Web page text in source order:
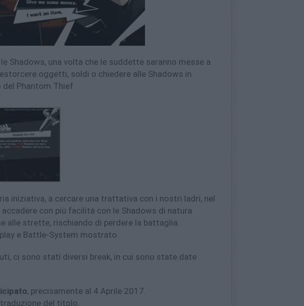
Shadows, una volta che le suddette saranno messe a
oggetti, soldi o chiedere alle Shadows in
Phantom Thief.
iniziativa, a cercare una trattativa con i nostri ladri, nel
con più facilità con le Shadows di natura
alle strette, rischiando di perdere la battaglia.
e Battle-System mostrato.
ci sono stati diversi break, in cui sono state date
, precisamente al 4 Aprile 2017.
del titolo.